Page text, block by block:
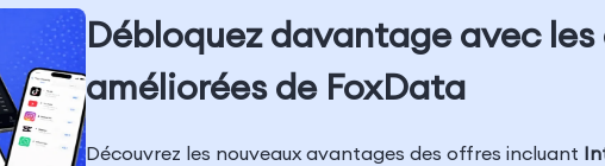
Débloquez davantage avec
améliorées de FoxData
Découvrez les nouveaux avantages des offres incluant